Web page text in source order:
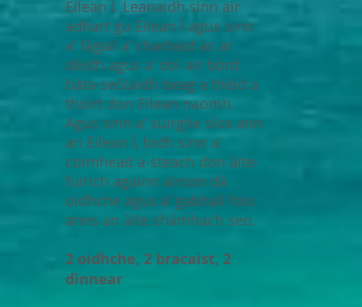
Eilean Ì. Leanaidh sinn air
adhart gu Eilean Ì agus sinn
a’ fàgail a’ charbaid às ar
dèidh agus a’ dol air bòrd
bàta-seòlaidh beag a thèid a
thoirt don Eilean naomh.
Agus sinn a’ suirghe sìos ann
an Eilean Ì, bidh sinn a’
coimhead a-steach don àite-
fuirich againn airson dà
oidhche agus a’ gabhail fois
anns an àite shàmhach seo.
2 oidhche, 2 bracaist, 2
dìnnear